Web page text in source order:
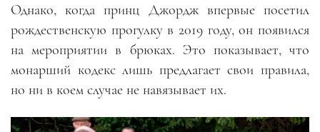
Однако, когда принц Джордж впервые посетил
рождественскую прогулку в 2019 году, он появился
на мероприятии в брюках. Это показывает, что
монарший кодекс лишь предлагает свои правила,
но ни в коем случае не навязывает их.